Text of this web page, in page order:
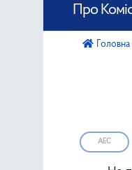
Про
Головна
АЕС